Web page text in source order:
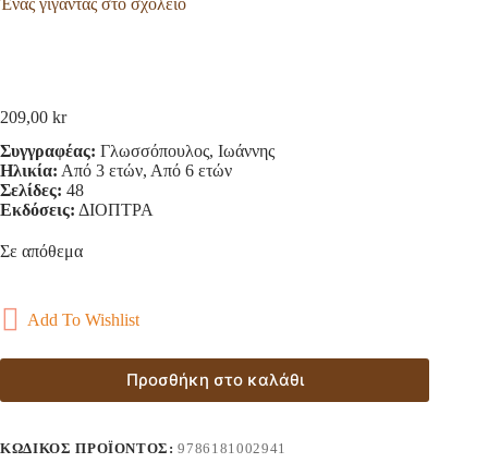
209,00 kr
Συγγραφέας: Γλωσσόπουλος, Ιωάννης
Ηλικία: Από 3 ετών, Από 6 ετών
Σελίδες: 48
Εκδόσεις: ΔΙΟΠΤΡΑ
Σε απόθεμα
Add To Wishlist
Προσθήκη στο καλάθι
ΚΩΔΙΚΌΣ ΠΡΟΪΌΝΤΟΣ:9786181002941